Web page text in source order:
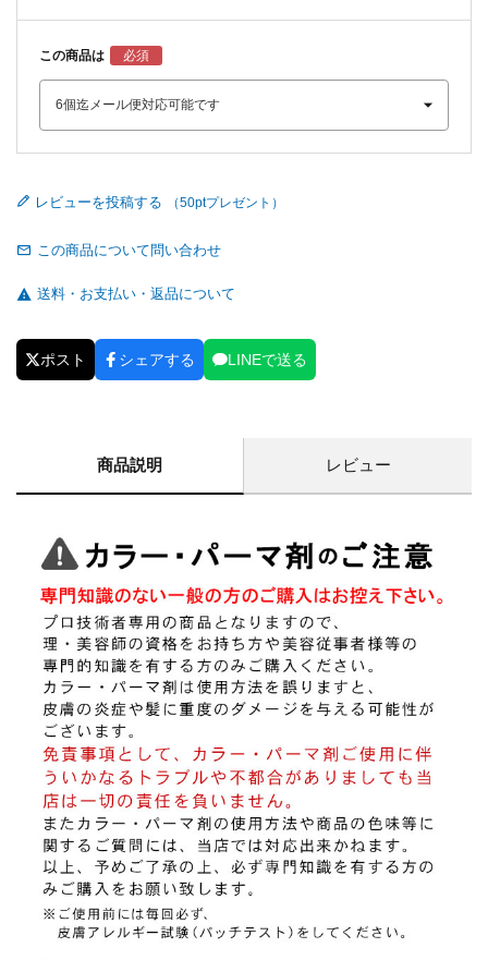
この商品は
レビューを投稿する
この商品について問い合わせ
送料・お支払い・返品について
ポスト シェアする LINEで送る
商品説明 レビュー